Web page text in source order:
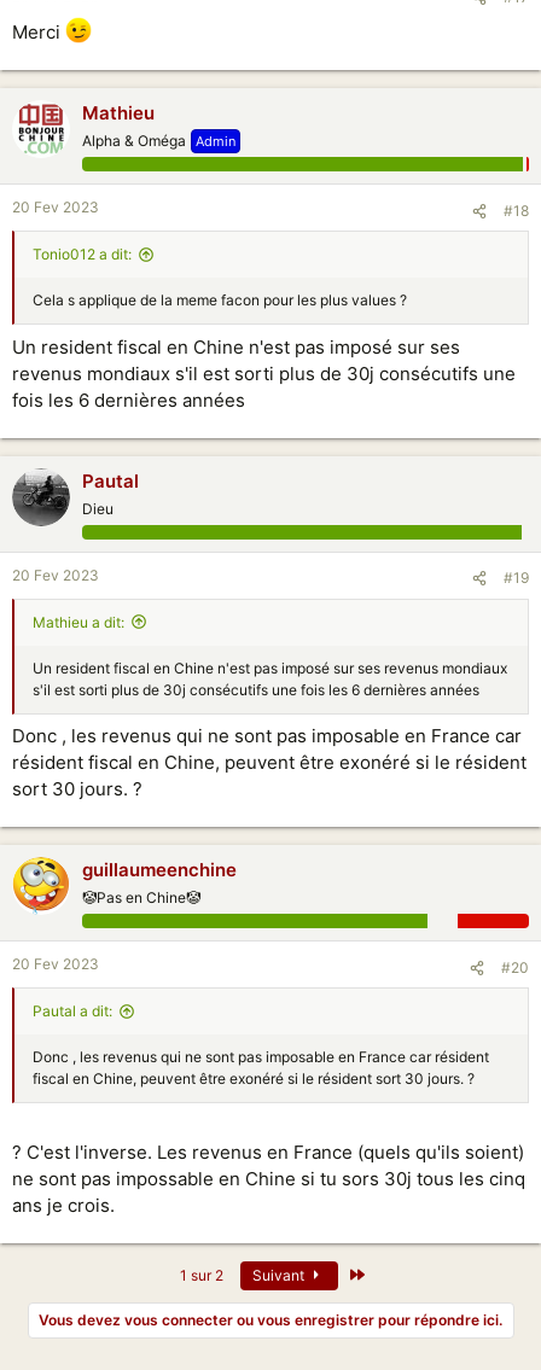
Merci
Mathieu
Alpha & Oméga Admin
20 Fev 2023 #18
Tonio012 a dit:
Cela s applique de la meme facon pour les plus values ?
Un resident fiscal en Chine n'est pas imposé sur ses
revenus mondiaux s'il est sorti plus de 30j consécutifs une
fois les 6 dernières années
Pautal
Dieu
20 Fev 2023 #19
Mathieu a dit:
Un resident fiscal en Chine n'est pas imposé sur ses revenus mondiaux
s'il est sorti plus de 30j consécutifs une fois les 6 dernières années
Donc , les revenus qui ne sont pas imposable en France car
résident fiscal en Chine, peuvent être exonéré si le résident
sort 30 jours. ?
guillaumeenchine
🤡Pas en Chine🤡
20 Fev 2023 #20
Pautal a dit:
Donc , les revenus qui ne sont pas imposable en France car résident
fiscal en Chine, peuvent être exonéré si le résident sort 30 jours. ?
? C'est l'inverse. Les revenus en France (quels qu'ils soient)
ne sont pas impossable en Chine si tu sors 30j tous les cinq
ans je crois.
1 sur 2 Suivant
Vous devez vous connecter ou vous enregistrer pour répondre ici.